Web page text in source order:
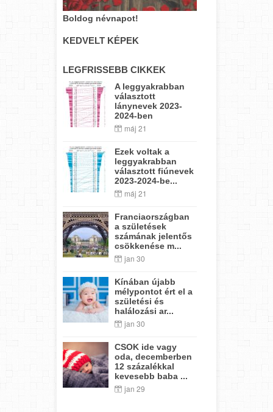
Boldog névnapot!
KEDVELT KÉPEK
LEGFRISSEBB CIKKEK
A leggyakrabban
választott
lánynevek 2023-
2024-ben
máj 21
Ezek voltak a
leggyakrabban
választott fiúnevek
2023-2024-be...
máj 21
Franciaországban
a születések
számának jelentős
csökkenése m...
jan 30
Kínában újabb
mélypontot ért el a
születési és
halálozási ar...
jan 30
CSOK ide vagy
oda, decemberben
12 százalékkal
kevesebb baba ...
jan 29